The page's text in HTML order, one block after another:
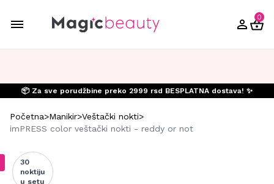
0
📦 Za sve porudžbine preko 2999 rsd BESPLATNA dostava! ✨
Početna>Manikir>Veštački nokti>
imPRESS color veštački nokti - reddy or not
30
noktiju
u setu